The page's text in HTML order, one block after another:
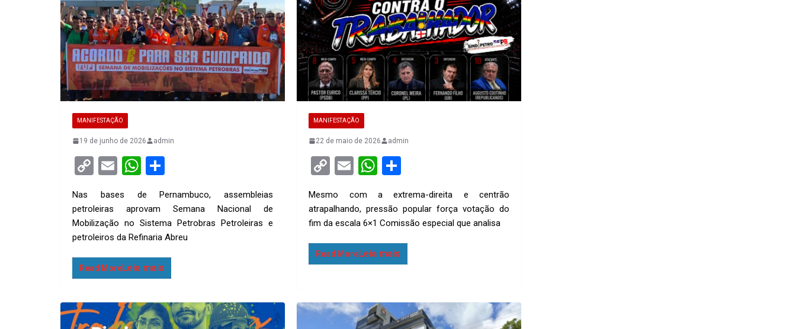
MANIFESTAÇÃO
19 de junho de 2026 admin
C
py
Li
n
k
E
ail
W
at
s
A
p
p
ar
e
Nas bases de Pernambuco, assembleias
petroleiras aprovam Semana Nacional de
Mobilização no Sistema Petrobras Petroleiras e
petroleiros da Refinaria Abreu
Read More
MANIFESTAÇÃO
22 de maio de 2026 admin
C
py
Li
n
k
E
ail
W
at
s
A
p
ar
e
Mesmo com a extrema-direita e centrão
atrapalhando, pressão popular força votação do
fim da escala 6×1 Comissão especial que analisa
Read More